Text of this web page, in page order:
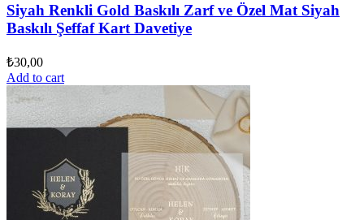
Siyah Renkli Gold Baskılı Zarf ve Özel Mat Siyah
Baskılı Şeffaf Kart Davetiye
₺30,00
Add to cart